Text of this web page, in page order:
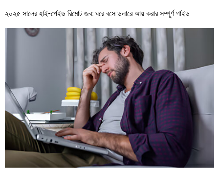
২০২৫ সালের হাই-পেইড রিমোট জব: ঘরে বসে ডলারে আয় করার সম্পূর্ণ গাইড